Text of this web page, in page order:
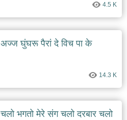
4.5 K
अज्ज घुंघरू पैरां दे विच पा के
14.3 K
चलो भगतो मेरे संग चलो दरबार चलो